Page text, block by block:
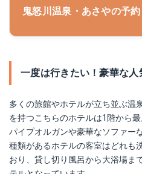
鬼怒川温泉・あさやの予
一度は行きたい！豪華な人
多くの旅館やホテルが立ち並ぶ温
を持つこちらのホテルは1階から
パイプオルガンや豪華なソファー
種類があるホテルの客室はどれも
おり、貸し切り風呂から大浴場ま